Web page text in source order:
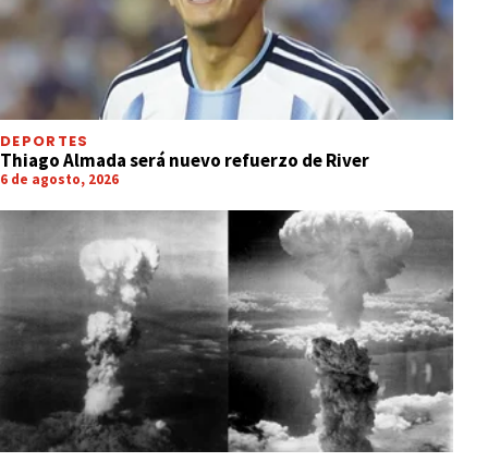
DEPORTES
Thiago Almada será nuevo refuerzo de River
6 de agosto, 2026